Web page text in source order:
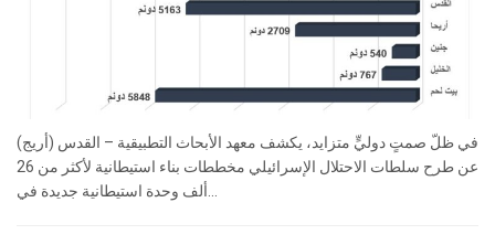
في ظلّ صمتٍ دوليٍّ متزايد، يكشف معهد الأبحاث التطبيقية – القدس (أريج)
عن طرح سلطات الاحتلال الإسرائيلي مخططات بناء استيطانية لأكثر من 26